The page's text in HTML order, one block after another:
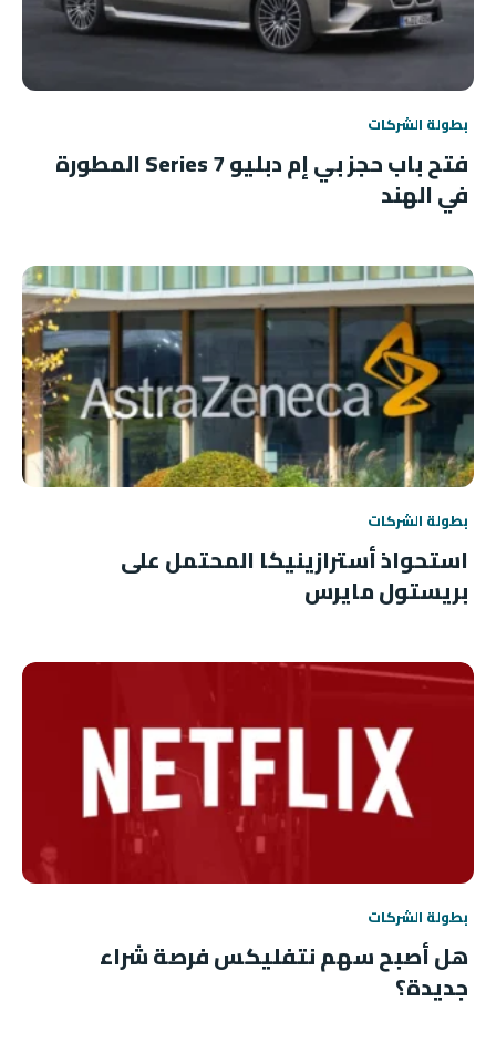
بطولة الشركات
فتح باب حجز بي إم دبليو 7 Series المطورة
في الهند
بطولة الشركات
استحواذ أسترازينيكا المحتمل على
بريستول مايرس
بطولة الشركات
هل أصبح سهم نتفليكس فرصة شراء
جديدة؟